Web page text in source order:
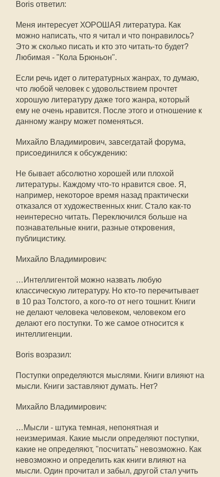
Boris ответил:
Меня интересует ХОРОШАЯ литература. Как
можно написать, что я читал и что понравилось?
Это ж сколько писать и кто это читать-то будет?
Любимая - "Кола Брюньон".
Если речь идет о литературных жанрах, то думаю,
что любой человек с удовольствием прочтет
хорошую литературу даже того жанра, который
ему не очень нравится. После этого и отношение к
данному жанру может поменяться.
Михайло Владимирович, завсегдатай форума,
присоединился к обсуждению:
Не бывает абсолютно хорошей или плохой
литературы. Каждому что-то нравится свое. Я,
например, некоторое время назад практически
отказался от художественных книг. Стало как-то
неинтересно читать. Переключился больше на
познавательные книги, разные откровения,
публицистику.
Михайло Владимирович:
…Интеллигентой можно назвать любую
классическую литературу. Но кто-то перечитывает
в 10 раз Толстого, а кого-то от него тошнит. Книги
не делают человека человеком, человеком его
делают его поступки. То же самое относится к
интеллигенции.
Boris возразил:
Поступки определяются мыслями. Книги влияют на
мысли. Книги заставляют думать. Нет?
Михайло Владимирович:
…Мысли - штука темная, непонятная и
неизмеримая. Какие мысли определяют поступки,
какие не определяют, "посчитать" невозможно. Как
невозможно и определить как книги влияют на
мысли. Один прочитал и забыл, другой стал учить